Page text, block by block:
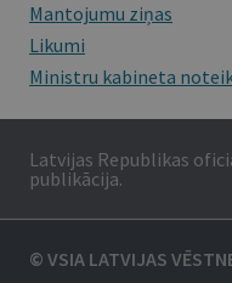
Mantojumu ziņas
Likumi
Ministru kabineta
Latvijas Republikas
publikācija.
© VSIA LATVIJAS